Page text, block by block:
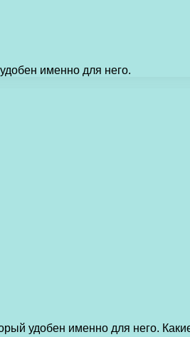
именно для него.
удобен именно для него.